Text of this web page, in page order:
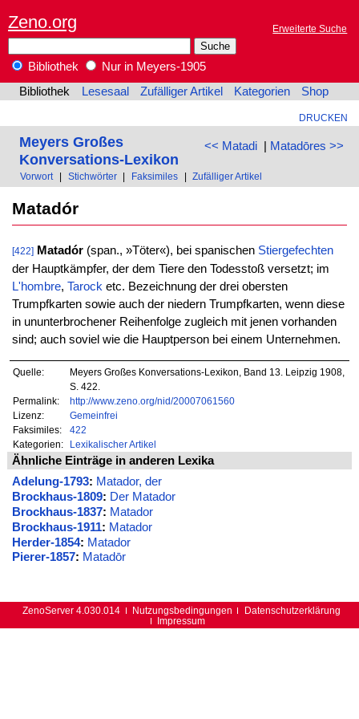
Zeno.org Erweiterte Suche
Bibliothek
Nur in Meyers-1905
Bibliothek
Lesesaal Zufälliger Artikel Kategorien Shop
DRUCKEN
<< Matadi| Matadōres >>
Meyers Großes
Konversations-Lexikon
Vorwort Stichwörter Faksimiles Zufälliger Artikel
Matadór
[422] Matadór(span., »Töter«), bei spanischen Stiergefechten
der Hauptkämpfer, der dem Tiere den Todesstoß versetzt; im
L'hombre, Tarocketc. Bezeichnung der drei obersten
Trumpfkarten sowie auch der niedern Trumpfkarten, wenn diese
in ununterbrochener Reihenfolge zugleich mit jenen vorhanden
sind; auch soviel wie die Hauptperson bei einem Unternehmen.
Quelle:
Meyers Großes Konversations-Lexikon, Band 13. Leipzig 1908,
S. 422.
Permalink:
http://www.zeno.org/nid/20007061560
Lizenz:
Gemeinfrei
Faksimiles:
422
Kategorien:
Lexikalischer Artikel
Ähnliche Einträge in anderen Lexika
Adelung-1793: Matador, der
Brockhaus-1809: Der Matador
Brockhaus-1837: Matador
Brockhaus-1911: Matador
Herder-1854: Matador
Pierer-1857: Matadōr
ZenoServer 4.030.014 Nutzungsbedingungen
Datenschutzerklärung
Impressum